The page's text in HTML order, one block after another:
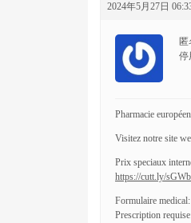
2024年5月27日
匿
停
Pharmacie
Visitez notre site
Prix speciaux
https://cutt.ly/
Formulaire
Prescription